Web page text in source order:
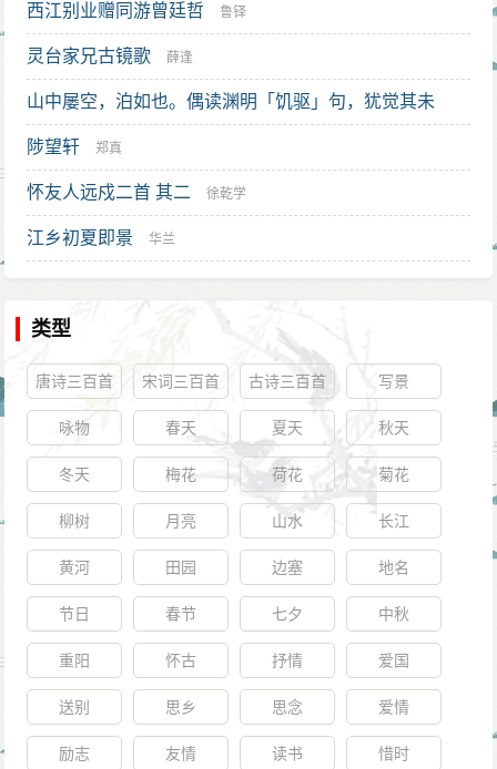
西江别业赠同游曾廷哲 鲁铎
灵台家兄古镜歌 薛逢
山中屡空，泊如也。偶读渊明「饥驱」句，犹觉其未
介；遂作反乞食诗，仍用陶韵 其三
陟望轩 郑真
怀友人远戍二首 其二 徐乾学
江乡初夏即景 华兰
类型
唐诗三百首 宋词三百首 古诗三百首 写景
咏物 春天 夏天 秋天
冬天 梅花 荷花 菊花
柳树 月亮 山水 长江
黄河 田园 边塞 地名
节日 春节 七夕 中秋
重阳 怀古 抒情 爱国
送别 思乡 思念 爱情
励志 友情 读书 惜时